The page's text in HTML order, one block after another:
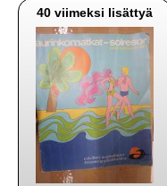
40 viimeksi lisättyä